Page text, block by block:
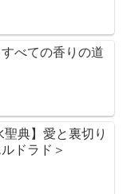
すべての香りの道
聖典】愛と裏切り
ドラド＞